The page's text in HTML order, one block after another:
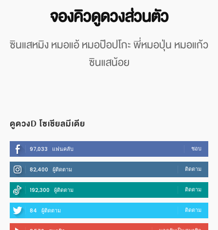
จองคิวดูดวงส่วนตัว
ซินแสหมิง หมอแอ้ หมอป๊อปโกะ พี่หมอปุ่น หมอแก้ว
ซินแสน้อย
ดูดวงD โซเชียลมีเดีย
97,033 แฟนคลับ ชอบ
82,400 ผู้ติดตาม ติดตาม
192,300 ผู้ติดตาม ติดตาม
84 ผู้ติดตาม ติดตาม